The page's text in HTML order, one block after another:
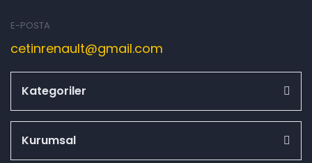
E-POSTA
cetinrenault@gmail.com
Kategoriler
Kurumsal